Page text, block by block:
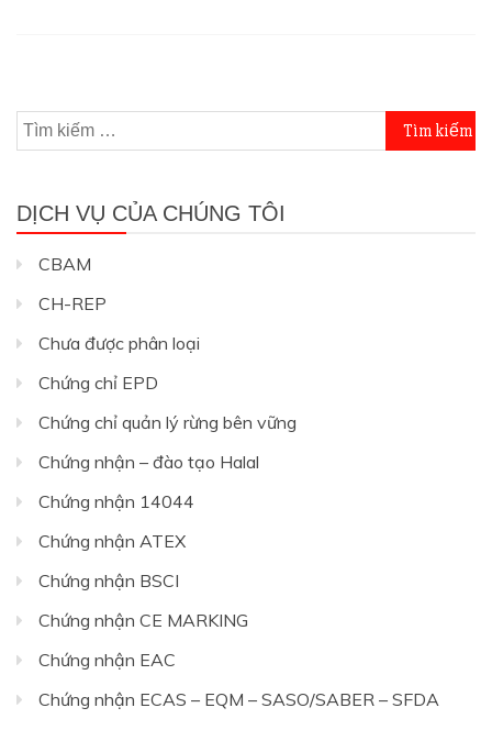
Tìm
kiếm
DỊCH VỤ CỦA CHÚNG TÔI
CBAM
CH-REP
Chưa được phân loại
Chứng chỉ EPD
Chứng chỉ quản lý rừng bên vững
Chứng nhận – đào tạo Halal
Chứng nhận 14044
Chứng nhận ATEX
Chứng nhận BSCI
Chứng nhận CE MARKING
Chứng nhận EAC
Chứng nhận ECAS – EQM – SASO/SABER – SFDA